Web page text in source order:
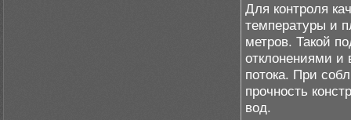
Для контроля
температуры и
метров. Такой
отклонениями и
потока. При
прочность
вод.